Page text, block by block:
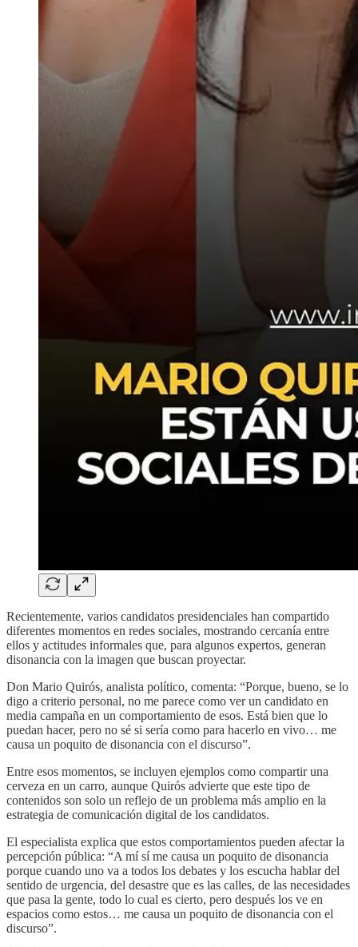
Recientemente, varios candidatos presidenciales han compartido
diferentes momentos en redes sociales, mostrando cercanía entre
ellos y actitudes informales que, para algunos expertos, generan
disonancia con la imagen que buscan proyectar.
Don Mario Quirós, analista político, comenta: “Porque, bueno, se lo
digo a criterio personal, no me parece como ver un candidato en
media campaña en un comportamiento de esos. Está bien que lo
puedan hacer, pero no sé si sería como para hacerlo en vivo… me
causa un poquito de disonancia con el discurso”.
Entre esos momentos, se incluyen ejemplos como compartir una
cerveza en un carro, aunque Quirós advierte que este tipo de
contenidos son solo un reflejo de un problema más amplio en la
estrategia de comunicación digital de los candidatos.
El especialista explica que estos comportamientos pueden afectar la
percepción pública: “A mí sí me causa un poquito de disonancia
porque cuando uno va a todos los debates y los escucha hablar del
sentido de urgencia, del desastre que es las calles, de las necesidades
que pasa la gente, todo lo cual es cierto, pero después los ve en
espacios como estos… me causa un poquito de disonancia con el
discurso”.